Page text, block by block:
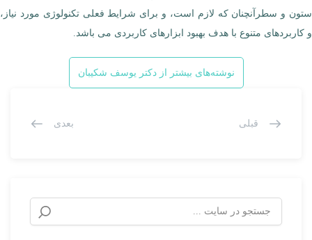
ستون و سطرآنچنان که لازم است، و برای شرایط فعلی تکنولوژی مورد نیاز،
و کاربردهای متنوع با هدف بهبود ابزارهای کاربردی می باشد.
نوشته‌های بیشتر از دکتر یوسف شکیبان
قبلی بعدی